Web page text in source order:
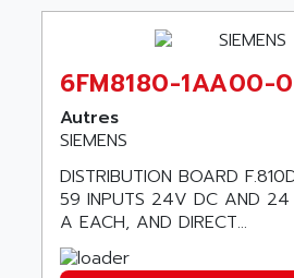
SERIE 90 MICRO
SIMATIC BOX PC 620
PROVIT 2000
POSITEC
SDCC
GP3000 SERIES
MAC112
SINUMERIK 840DI
ARGUS
ASSEMTECH
ASSMANN WSW
ASSY
AST
ASTAR
ASTEC
6FM8180-1AA00-
Autres
SIEMENS
DISTRIBUTION BOARD
59 INPUTS 24V DC AND
A EACH, AND DIRECT...